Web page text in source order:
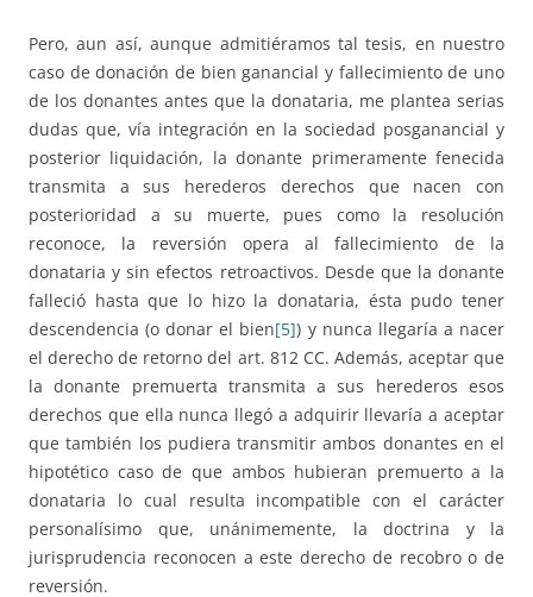
Pero, aun así, aunque admitiéramos tal tesis, en nuestro
caso de donación de bien ganancial y fallecimiento de uno
de los donantes antes que la donataria, me plantea serias
dudas que, vía integración en la sociedad posganancial y
posterior liquidación, la donante primeramente fenecida
transmita a sus herederos derechos que nacen con
posterioridad a su muerte, pues como la resolución
reconoce, la reversión opera al fallecimiento de la
donataria y sin efectos retroactivos. Desde que la donante
falleció hasta que lo hizo la donataria, ésta pudo tener
descendencia (o donar el bien[5]) y nunca llegaría a nacer
el derecho de retorno del art. 812 CC. Además, aceptar que
la donante premuerta transmita a sus herederos esos
derechos que ella nunca llegó a adquirir llevaría a aceptar
que también los pudiera transmitir ambos donantes en el
hipotético caso de que ambos hubieran premuerto a la
donataria lo cual resulta incompatible con el carácter
personalísimo que, unánimemente, la doctrina y la
jurisprudencia reconocen a este derecho de recobro o de
reversión.